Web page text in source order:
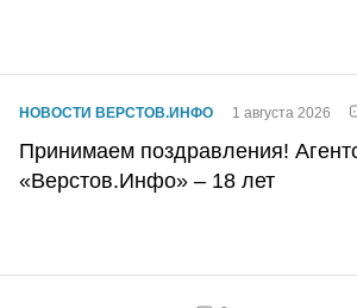
НОВОСТИ ВЕРСТОВ.ИНФО 1 августа 2026
Принимаем поздравления!
«Верстов.Инфо» – 18 лет